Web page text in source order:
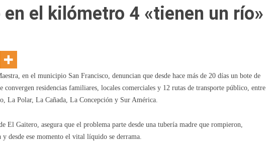
en el kilómetro 4 «tienen un río»
en el municipio San Francisco, denuncian que desde hace más de 20 días un bote de
convergen residencias familiares, locales comerciales y 12 rutas de transporte público, entre
La Polar, La Cañada, La Concepción y Sur América.
El Gaitero, asegura que el problema parte desde una tubería madre que rompieron,
desde ese momento el vital líquido se derrama.